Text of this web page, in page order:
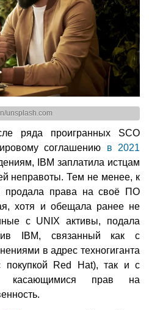
unsplash.com
ряда проигранных SCO
соглашению в 2021
IBM заплатила истцам
неправоты. Тем не менее, к
продала права на своё ПО
хотя и обещала ранее не
с UNIX активы, подала
IBM, связанный как с
в адрес техногиганта
Red Hat), так и с
касающимися прав на